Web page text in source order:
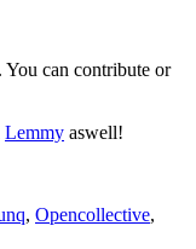
can contribute or
Lemmy aswell!
, Opencollective,